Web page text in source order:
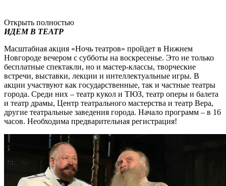
Открыть полностью
ИДЕМ В ТЕАТР
Масштабная акция «Ночь театров» пройдет в Нижнем
Новгороде вечером с субботы на воскресенье. Это не только
бесплатные спектакли, но и мастер-классы, творческие
встречи, выставки, лекции и интеллектуальные игры. В
акции участвуют как государственные, так и частные театры
города. Среди них – театр кукол и ТЮЗ, театр оперы и балета
и театр драмы, Центр театрального мастерства и театр Вера,
другие театральные заведения города. Начало программ – в 16
часов. Необходима предварительная регистрация!